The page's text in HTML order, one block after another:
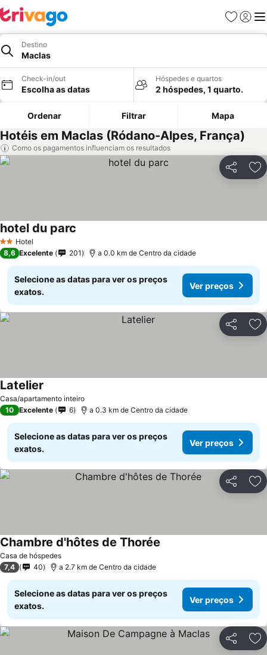
Favoritos
Iniciar
Destino
Maclas
Check-in/out
Escolha as datas
Hóspedes e quartos
2 hóspedes, 1 quarto.
Ordenar Filtrar Mapa
Hotéis em Maclas (Ródano-Alpes, França)
Como os pagamentos influenciam os resultados
Partilhar
2 Estrelas
Hotel
hotel du parc
8,6 Excelente 201 a 0.0 km de Centro da cidade
Selecione as datas para ver os preços
exatos.
Ver preços
Partilhar
Casa/apartamento inteiro
Latelier
10 Excelente 6 a 0.3 km de Centro da cidade
Selecione as datas para ver os preços
exatos.
Ver preços
Partilhar
Casa de hóspedes
Chambre d'hôtes de Thorée
7,4 40 a 2.7 km de Centro da cidade
Selecione as datas para ver os preços
exatos.
Ver preços
Partilhar